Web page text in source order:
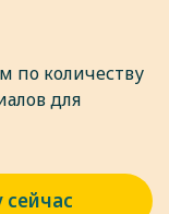
по количеству
для
сейчас